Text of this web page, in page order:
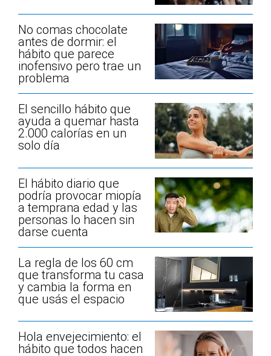
No comas chocolate
antes de dormir: el
hábito que parece
inofensivo pero trae un
problema
El sencillo hábito que
ayuda a quemar hasta
2.000 calorías en un
solo día
El hábito diario que
podría provocar miopía
a temprana edad y las
personas lo hacen sin
darse cuenta
La regla de los 60 cm
que transforma tu casa
y cambia la forma en
que usás el espacio
Hola envejecimiento: el
hábito que todos hacen